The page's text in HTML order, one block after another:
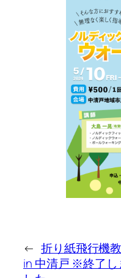
← 折り紙飛行機
in 中清戸 ※終了し